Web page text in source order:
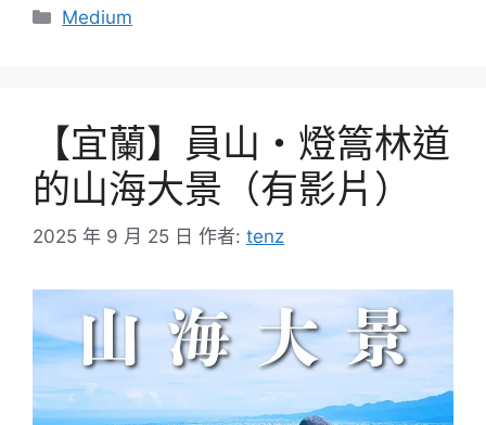
分
Medium
【宜蘭】員山・燈篙林道
的山海大景（有影片）
2025 年 9 月 25 日 作者: tenz